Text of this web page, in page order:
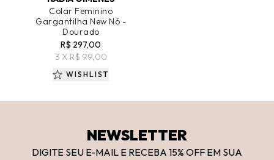
Colar Feminino
Gargantilha New Nó -
Dourado
R$ 297,00
3 X R$ 99,00
WISHLIST
NEWSLETTER
DIGITE SEU E-MAIL E RECEBA 15% OFF EM SUA